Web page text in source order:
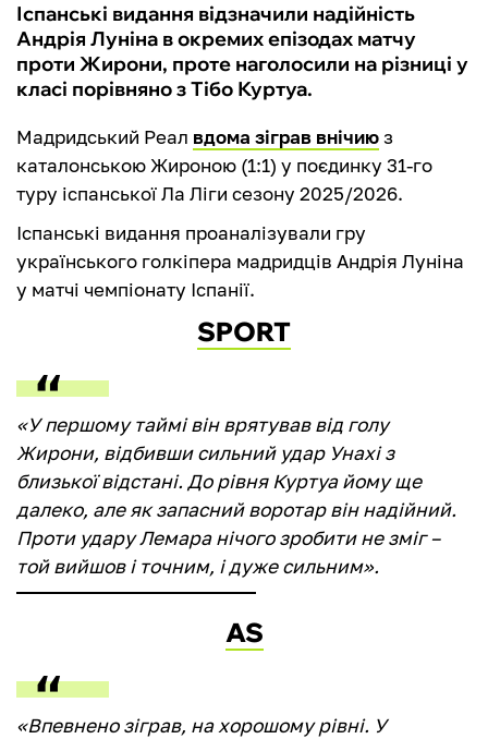
Іспанські видання відзначили надійність
Андрія Луніна в окремих епізодах матчу
проти Жирони, проте наголосили на різниці у
класі порівняно з Тібо Куртуа.
Мадридський Реал вдома зіграв внічиюз
каталонською Жироною (1:1) у поєдинку 31-го
туру іспанської Ла Ліги сезону 2025/2026.
Іспанські видання проаналізували гру
українського голкіпера мадридців Андрія Луніна
у матчі чемпіонату Іспанії.
SPORT
«У першому таймі він врятував від голу
Жирони, відбивши сильний удар Унахі з
близької відстані. До рівня Куртуа йому ще
далеко, але як запасний воротар він надійний.
Проти удару Лемара нічого зробити не зміг –
той вийшов і точним, і дуже сильним».
AS
«Впевнено зіграв, на хорошому рівні. У